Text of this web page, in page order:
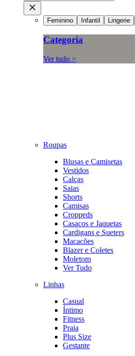
Feminino Infantil Lingerie
Categoria
Ver tudo >
Roupas
Blusas e Camisetas
Vestidos
Calças
Saias
Shorts
Camisas
Croppeds
Casacos e Jaquetas
Cardigans e Sueters
Macacões
Blazer e Coletes
Moletom
Ver Tudo
Linhas
Casual
Íntimo
Fitness
Praia
Plus Size
Gestante